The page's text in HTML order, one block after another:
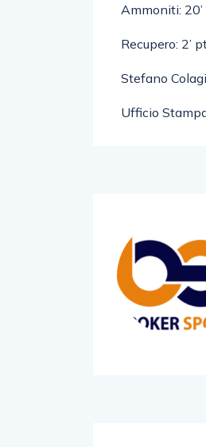
Ammoniti:
Recupero: 2’
Stefano
Ufficio